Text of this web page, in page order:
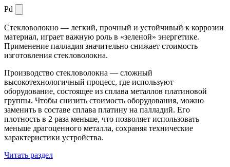
Pd
Стекловолокно — легкий, прочный и устойчивый к коррозии
материал, играет важную роль в «зеленой» энергетике.
Применение палладия значительно снижает стоимость
изготовления стекловолокна.
Производство стекловолокна — сложный
высокотехнологичный процесс, где используют
оборудование, состоящее из сплава металлов платиновой
группы. Чтобы снизить стоимость оборудования, можно
заменить в составе сплава платину на палладий. Его
плотность в 2 раза меньше, что позволяет использовать
меньше драгоценного металла, сохраняя технические
характеристики устройства.
Читать раздел